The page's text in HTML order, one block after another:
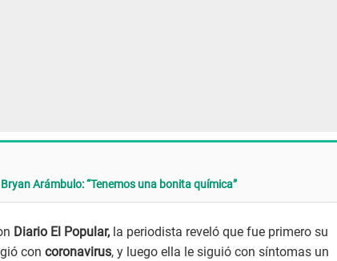
Arámbulo: “Tenemos una bonita química”
Diario El Popular, la periodista reveló que fue primero su
con coronavirus, y luego ella le siguió con síntomas un